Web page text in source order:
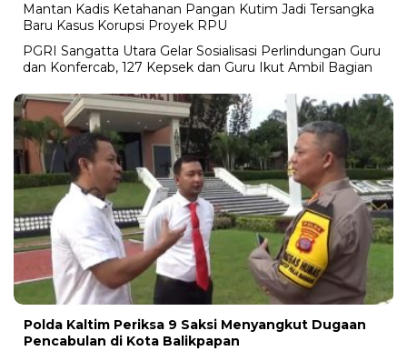
Mantan Kadis Ketahanan Pangan Kutim Jadi Tersangka
Baru Kasus Korupsi Proyek RPU
PGRI Sangatta Utara Gelar Sosialisasi Perlindungan Guru
dan Konfercab, 127 Kepsek dan Guru Ikut Ambil Bagian
Polda Kaltim Periksa 9 Saksi Menyangkut Dugaan
Pencabulan di Kota Balikpapan